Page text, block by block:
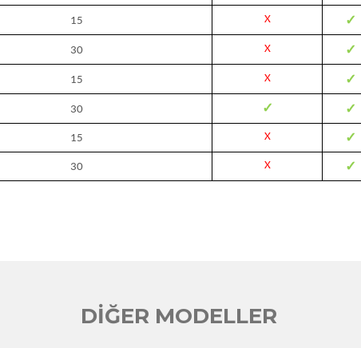
15 X ✓
30 X ✓
15 X ✓
30 ✓ ✓
15 X ✓
30 X ✓
DİĞER MODELLER